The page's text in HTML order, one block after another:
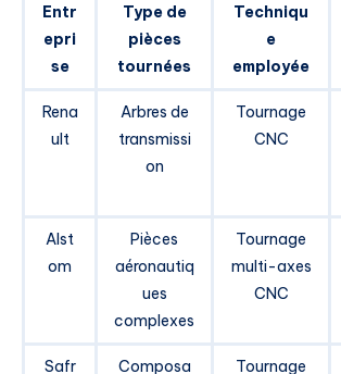
Entr
epri
se
Type de
pièces
tournées
Techniqu
e
employée
Rena
ult
Arbres de
transmissi
on
Tournage
CNC
Alst
om
Pièces
aéronautiq
ues
complexes
Tournage
multi-axes
CNC
Safr
Composa
Tournage